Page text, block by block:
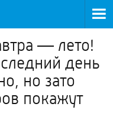
— лето!
день
но зато
покажут